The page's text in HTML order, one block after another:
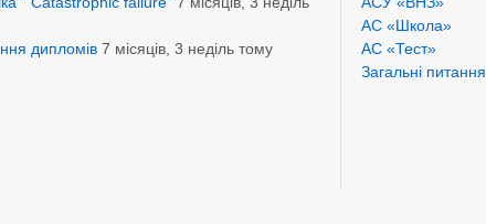
дипломів 7 місяців, 3 неділь тому
АС «Школа»
АС «Тест»
Загальні питання